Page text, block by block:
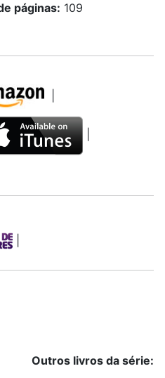
páginas: 109
Outros livros da série: